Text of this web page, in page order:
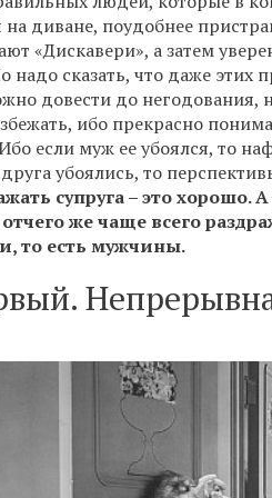
на диване, поудобнее
«Дискавери», а затем
сказать, что даже этих
довести до негодования,
ибо прекрасно
если муж ее убоялся, то
убоялись, то
супруга – это хорошо.
же чаще всего
то есть мужчины.